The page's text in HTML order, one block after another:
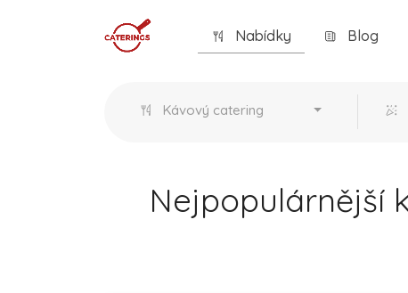
Nabídky Blog
Kávový catering
Nejpopulárnější